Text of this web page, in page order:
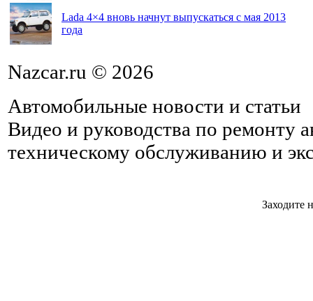
Lada 4×4 вновь начнут выпускаться с мая 2013
года
Nazcar.ru © 2026
Автомобильные новости и статьи
Видео и руководства по ремонту
техническому обслуживанию и
Заходите